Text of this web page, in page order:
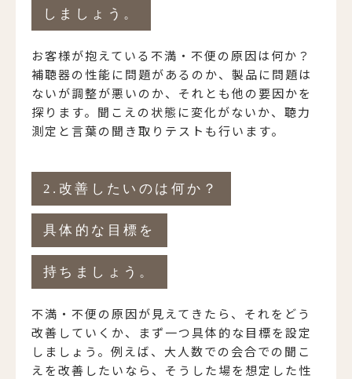
しましょう。
お客様が抱えている不満・不便の原因は何か？
補聴器の性能に問題があるのか、製品に問題は
ないが調整が悪いのか、それとも他の要因かを
探ります。聞こえの状態に変化がないか、聴力
測定と言葉の聞き取りテストも行います。
2.改善したいのは何か？
具体的な目標を
持ちましょう。
不満・不便の原因が見えてきたら、それをどう
改善していくか、まず一つ具体的な目標を設定
しましょう。例えば、大人数での会合での聞こ
えを改善したいなら、そうした場を想定した性